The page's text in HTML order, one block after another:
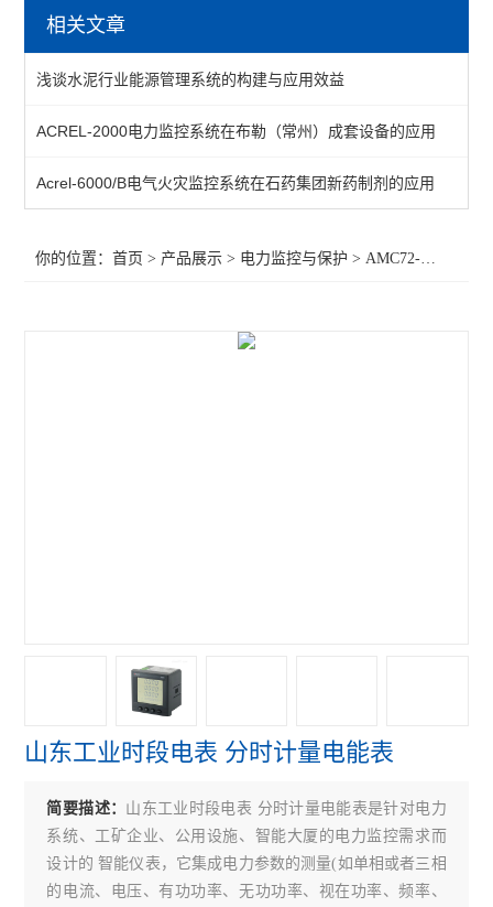
防雷装置
频率电压紧急控制装置
备自投
剩余电流
无线测温装置RS485接口最多可接60个互感器
实时在线测温监控系统 配电房温度监控设备
多功能三相可编程电力测控仪表
无线测温集中采集触摸屏嵌入式安装
无源无线测温传感器ct感应取电
相关文章
浅谈水泥行业能源管理系统的构建与应用效益
ACREL-2000电力监控系统在布勒（常州）成套设备的应用
Acrel-6000/B电气火灾监控系统在石药集团新药制剂的应用
你的位置：首页 > 产品展示 > 电力监控与保护 >AMC72-E4/KC智能电力仪表 电量采集
山东工业时段电表 分时计量电能表
简要描述： 山东工业时段电表 分时计量电能表是针对电力
系统、工矿企业、公用设施、智能大厦的电力监控需求而
设计的 智能仪表，它集成电力参数的测量(如单相或者三相
的电流、电压、有功功率、无功功率、视在功率、频率、